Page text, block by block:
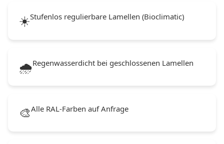
☀️Stufenlos regulierbare Lamellen (Bioclimatic)
🌧️Regenwasserdicht bei geschlossenen Lamellen
🎨Alle RAL-Farben auf Anfrage